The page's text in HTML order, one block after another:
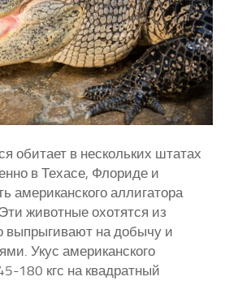
обитает в нескольких штатах
в Техасе, Флориде и
американского аллигатора
животные охотятся из
выпрыгивают на добычу и
Укус американского
180 кгс на квадратный